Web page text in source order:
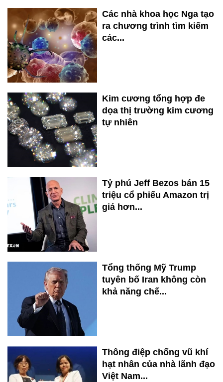
Các nhà khoa học Nga tạo
ra chương trình tìm kiếm
các...
Kim cương tổng hợp đe
dọa thị trường kim cương
tự nhiên
Tỷ phú Jeff Bezos bán 15
triệu cổ phiếu Amazon trị
giá hơn...
Tổng thống Mỹ Trump
tuyên bố Iran không còn
khả năng chế...
Thông điệp chống vũ khí
hạt nhân của nhà lãnh đạo
Việt Nam...